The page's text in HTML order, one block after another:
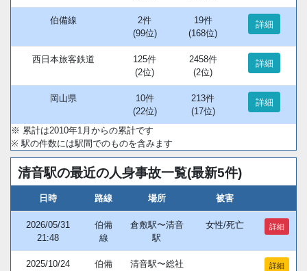
伯備線
2件
(99位)
19件
(168位)
詳細
西日本旅客鉄道
125件
(2位)
2458件
(2位)
詳細
岡山県
10件
(22位)
213件
(17位)
詳細
※ 累計は2010年1月からの累計です
※ 駅の件数には駅間でのものを含みます
清音駅の最近の人身事故一覧(最新5件)
日時 路線 場所 被害
2026/05/31
21:48
伯備
線
倉敷駅〜清音
駅
女性/死亡 詳細
2025/10/24
伯備
清音駅〜総社
詳細